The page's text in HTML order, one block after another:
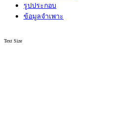
รูปประกอบ
ข้อมูลจำเพาะ
Text Size